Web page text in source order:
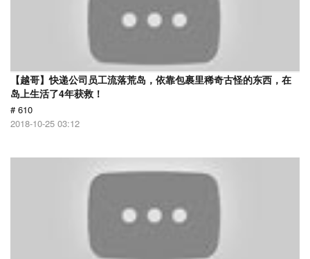
【越哥】快递公司员工流落荒岛，依靠包裹里稀奇古怪的东西，在
岛上生活了4年获救！
# 610
2018-10-25 03:12